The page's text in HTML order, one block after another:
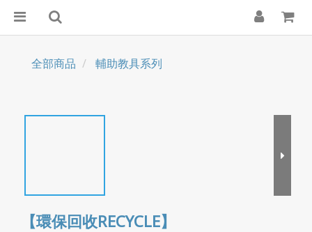
全部商品 輔助教具系列
【環保回收RECYCLE】